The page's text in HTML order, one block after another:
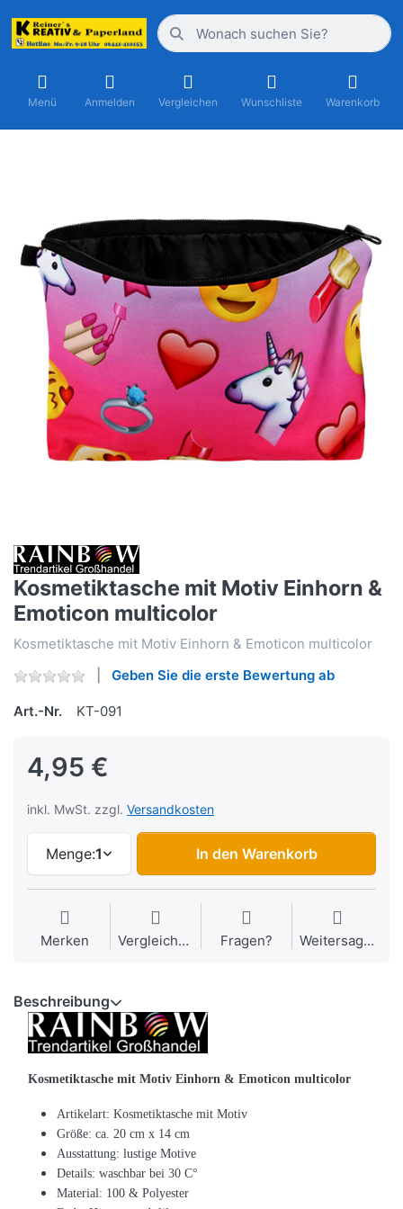
Menü Anmelden Vergleichen Wunschliste Warenkorb
Kosmetiktasche mit Motiv Einhorn &
Emoticon multicolor
Kosmetiktasche mit Motiv Einhorn & Emoticon multicolor
Geben Sie die erste Bewertung ab
Art.-Nr. KT-091
4,95 €
inkl. MwSt. zzgl. Versandkosten
Menge:1 In den Warenkorb
Merken Vergleichen Fragen? Weitersagen
Beschreibung
Kosmetiktasche mit Motiv Einhorn & Emoticon multicolor
Artikelart: Kosmetiktasche mit Motiv
Größe: ca. 20 cm x 14 cm
Ausstattung: lustige Motive
Details: waschbar bei 30 C°
Material: 100 & Polyester